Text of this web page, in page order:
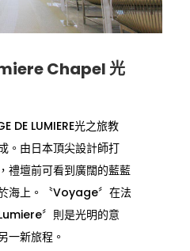
Chapel 光
DE LUMIERE光之旅教
。由日本頂尖設計師打
禮壇前可看到廣闊的藍藍
海上。〝Voyage〞在法
〞則是光明的意
一新旅程。